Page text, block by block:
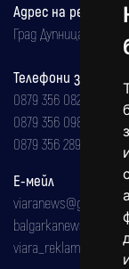
Адрес на
Град Дупница,
Телефони за
0879 356 082
0879 356 098
0879 356 289
Е-мейл
viaranews@gmail.com